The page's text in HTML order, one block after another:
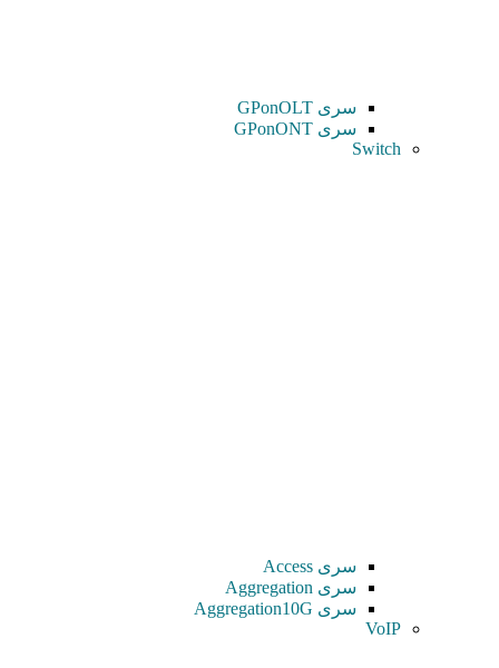
سری GPonOLT
سری GPonONT
Switch
سری Access
سری Aggregation
سری Aggregation10G
VoIP